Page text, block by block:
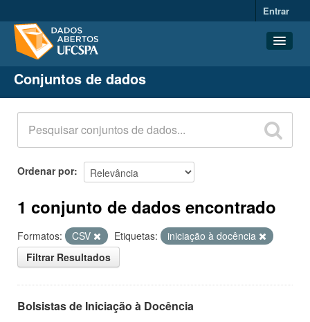
Entrar
Conjuntos de dados
Organizações
Grupos
Sobre
Conjuntos de dados
Ordenar por
1 conjunto de dados encontrado
Formatos: CSV Etiquetas:
iniciação à docência
Filtrar Resultados
Bolsistas de Iniciação à Docência